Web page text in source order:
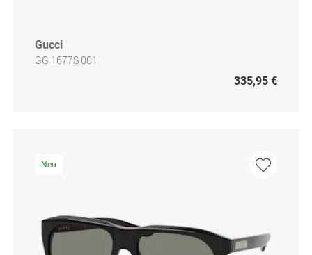
Gucci
GG 1677S 001
335,95 €
Neu